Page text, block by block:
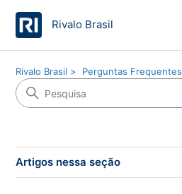
Rivalo Brasil
Rivalo Brasil Perguntas Frequentes
Artigos nessa seção